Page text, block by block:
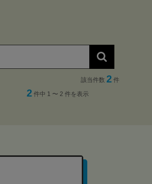
該当件数 2 件
2 件中 1 〜 2 件を表示